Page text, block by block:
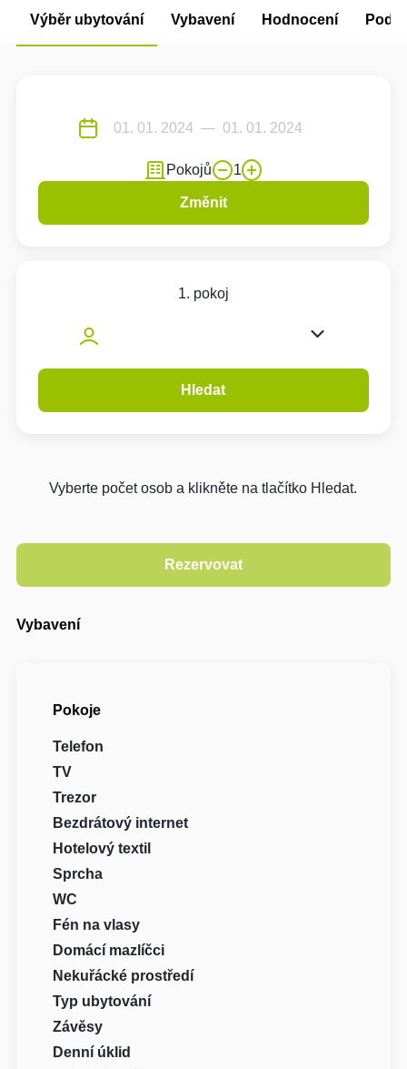
Výběr ubytování Vybavení Hodnocení
Pokojů 1
Změnit
1. pokoj
Hledat
Vyberte počet osob a klikněte na tlačítko Hledat.
Vybavení
Pokoje
Telefon
TV
Trezor
Bezdrátový internet
Hotelový textil
Sprcha
WC
Fén na vlasy
Domácí mazlíčci
Nekuřácké prostředí
Typ ubytování
Závěsy
Denní úklid